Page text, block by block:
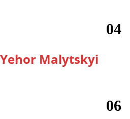
04
Yehor Malytskyi
06